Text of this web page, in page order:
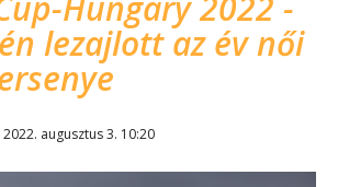
lezajlott az év női
augusztus 3. 10:20